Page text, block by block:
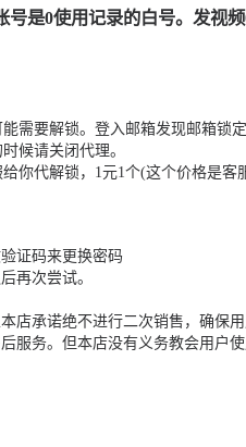
是0使用记录的白号。发视
需要解锁。登入邮箱发现邮箱锁
候请关闭代理。
你代解锁，1元1个(这个价格是客
证码来更换密码
再次尝试。
店承诺绝不进行二次销售，确保用
服务。但本店没有义务教会用户